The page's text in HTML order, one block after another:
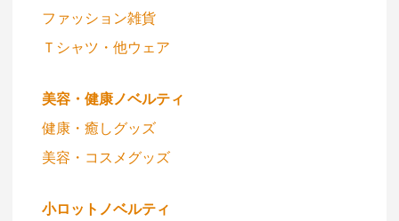
ファッション雑貨
Ｔシャツ・他ウェア
美容・健康ノベルティ
健康・癒しグッズ
美容・コスメグッズ
小ロットノベルティ